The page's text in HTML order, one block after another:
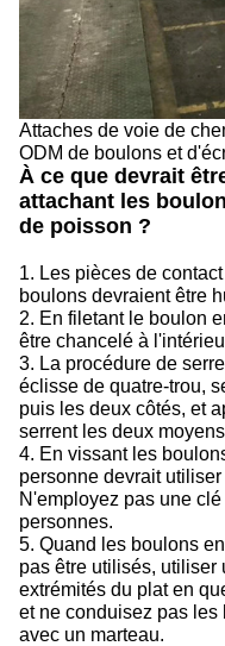
Attaches de voie de
ODM de boulons et
À ce que devrait
attachant les
de poisson ?
1. Les pièces de
boulons devraient être
2. En filetant le boulon
être chancelé à
3. La procédure de
éclisse de quatre-trou,
puis les deux côtés, et
serrent les deux
4. En vissant les
personne devrait
N'employez pas une
personnes.
5. Quand les boulons
pas être utilisés, utiliser
extrémités du plat en
et ne conduisez pas
avec un marteau.